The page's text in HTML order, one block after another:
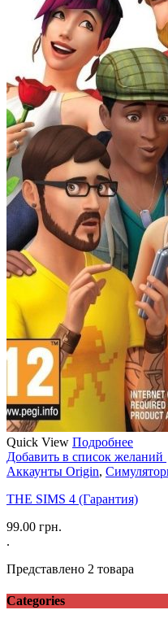
Quick View Подробнее
Добавить в список желаний
Аккаунты Origin,
THE SIMS 4 (Гарантия)
99.00 грн.
.
Представлено 2 товара
Categories